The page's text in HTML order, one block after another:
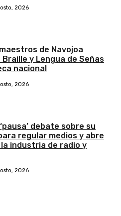
2026
de Navojoa
y Lengua de Señas
nacional
2026
debate sobre su
regular medios y abre
industria de radio y
2026